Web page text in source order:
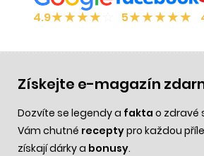
4.9★★★★ 5★★★★★
Získejte e-magazín
Dozvíte se legendy a fakta o zdravé
Vám chutné receptypro každou
získají dárky a bonusy.